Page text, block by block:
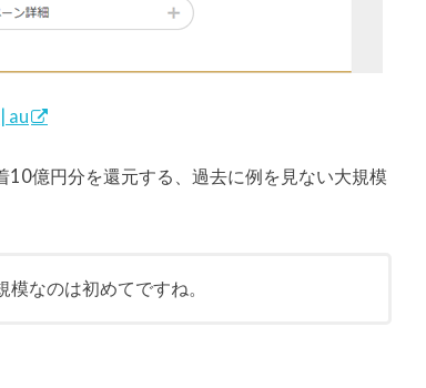
au
億円分を還元する、過去に例を見ない大規模
模なのは初めてですね。